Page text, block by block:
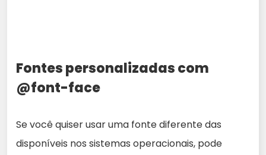
Fontes personalizadas com
@font-face
Se você quiser usar uma fonte diferente das
disponíveis nos sistemas operacionais, pode